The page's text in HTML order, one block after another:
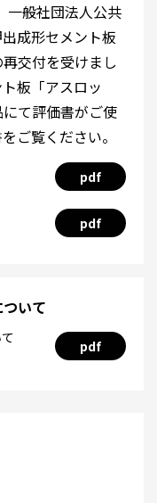
一般社団法人公共
成形セメント板
交付を受けまし
板「アスロッ
て評価書がご使
ご覧ください。
pdf
pdf
いて
pdf